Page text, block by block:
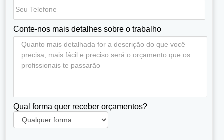
Conte-nos mais detalhes sobre o trabalho
Qual forma quer receber orçamentos?